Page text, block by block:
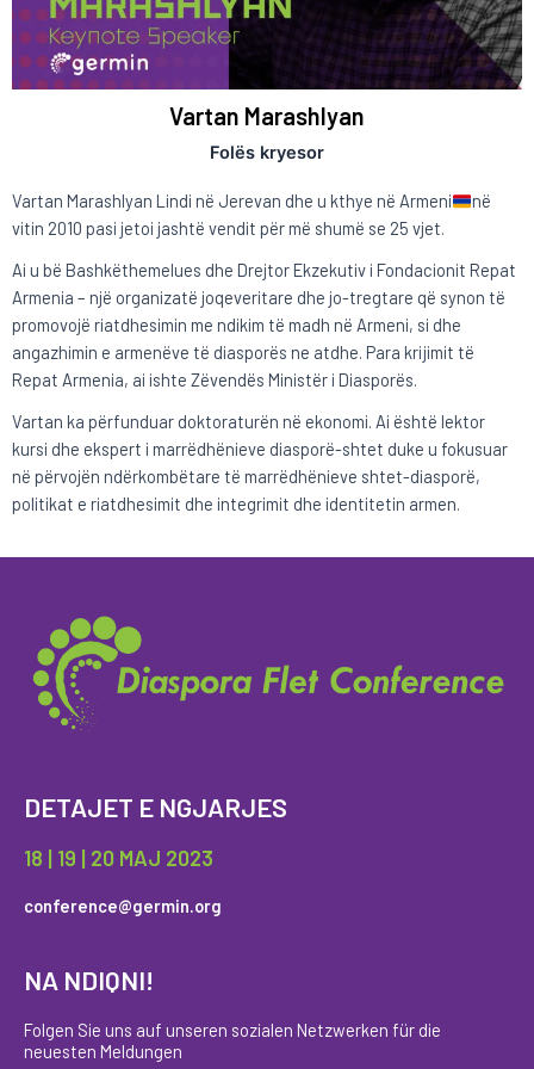
Vartan Marashlyan
Folës kryesor
Vartan Marashlyan Lindi në Jerevan dhe u kthye në Armeni
në
vitin 2010 pasi jetoi jashtë vendit për më shumë se 25 vjet.
Ai u bë Bashkëthemelues dhe Drejtor Ekzekutiv i Fondacionit Repat
Armenia – një organizatë joqeveritare dhe jo-tregtare që synon të
promovojë riatdhesimin me ndikim të madh në Armeni, si dhe
angazhimin e armenëve të diasporës ne atdhe. Para krijimit të
Repat Armenia, ai ishte Zëvendës Ministër i Diasporës.
Vartan ka përfunduar doktoraturën në ekonomi. Ai është lektor
kursi dhe ekspert i marrëdhënieve diasporë-shtet duke u fokusuar
në përvojën ndërkombëtare të marrëdhënieve shtet-diasporë,
politikat e riatdhesimit dhe integrimit dhe identitetin armen.
DETAJET E NGJARJES
18 | 19 | 20 MAJ 2023
conference@germin.org
NA NDIQNI!
Folgen Sie uns auf unseren sozialen Netzwerken für die
neuesten Meldungen